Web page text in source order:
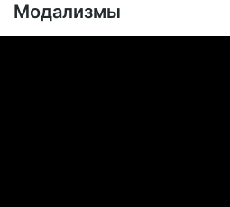
Модализмы